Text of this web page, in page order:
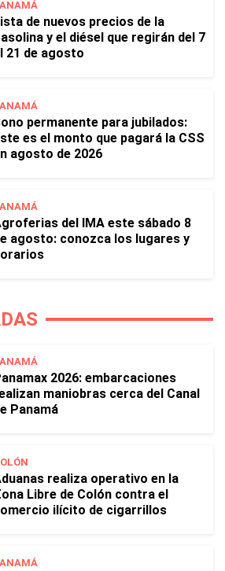
de nuevos precios de la
y el diésel que regirán del 7
21 de agosto
permanente para jubilados:
es el monto que pagará la CSS
agosto de 2026
del IMA este sábado 8
agosto: conozca los lugares y
2026: embarcaciones
maniobras cerca del Canal
Panamá
realiza operativo en la
Libre de Colón contra el
ilícito de cigarrillos